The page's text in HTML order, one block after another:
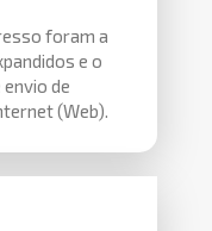
foram a
e o
de
(Web).